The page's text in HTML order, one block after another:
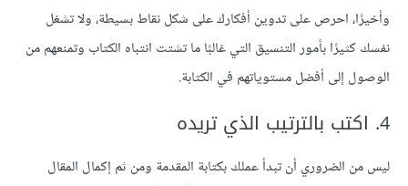
وأخيرًا، احرص على تدوين أفكارك على شكل نقاط بسيطة، ولا تشغل
نفسك كثيرًا بأمور التنسيق التي غالبًا ما تشتت انتباه الكتاب وتمنعهم من
الوصول إلى أفضل مستوياتهم في الكتابة.
4. اكتب بالترتيب الذي تريده
ليس من الضروري أن تبدأ عملك بكتابة المقدمة ومن ثم إكمال المقال